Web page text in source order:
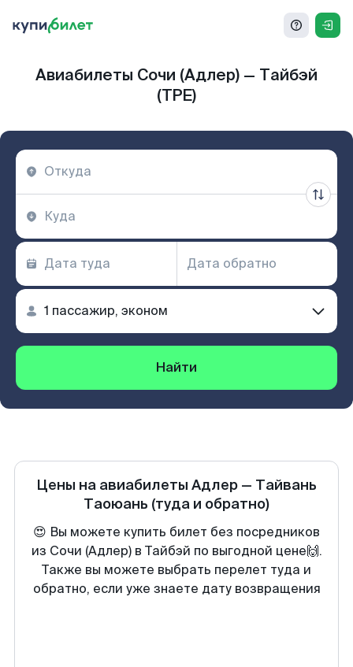
Авиабилеты Сочи (Адлер) — Тайбэй
(TPE)
Найти
Цены на авиабилеты Адлер — Тайвань
Таоюань (туда и обратно)
😍 Вы можете купить билет без посредников
из Сочи (Адлер) в Тайбэй по выгодной цене🙌.
Также вы можете выбрать перелет туда и
обратно, если уже знаете дату возвращения